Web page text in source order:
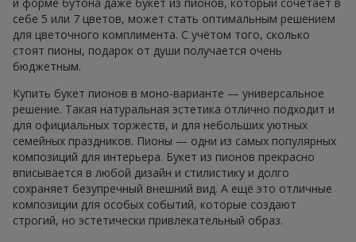
себе 5 или 7 цветов, может стать оптимальным решением
для цветочного комплимента. С учётом того, сколько
стоят пионы, подарок от души получается очень
бюджетным.
Купить букет пионов в моно-варианте — универсальное
решение. Такая натуральная эстетика отлично подходит и
для официальных торжеств, и для небольших уютных
семейных праздников. Пионы — одни из самых популярных
композиций для интерьера. Букет из пионов прекрасно
вписывается в любой дизайн и стилистику и долго
сохраняет безупречный внешний вид. А ещё это отличные
композиции для особых событий, которые создают
строгий, но эстетически привлекательный образ.